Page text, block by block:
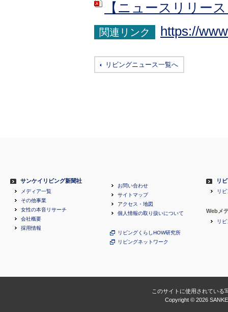
【ニュースリリー
関連リンク https://
リビングニュース一覧へ
サンケイリビング新聞社
メディア一覧
その他事業
女性の本音リサーチ
会社概要
採用情報
お問い合わせ
サイトマップ
アクセス・地図
個人情報の取り扱いについて
リビングくらしHOW研究所
リビングネットワーク
リ
リ
Webメ
リ
このサイトに使用されている
Copyright © 2026